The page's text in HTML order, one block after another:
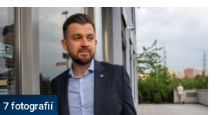
7 fotografií